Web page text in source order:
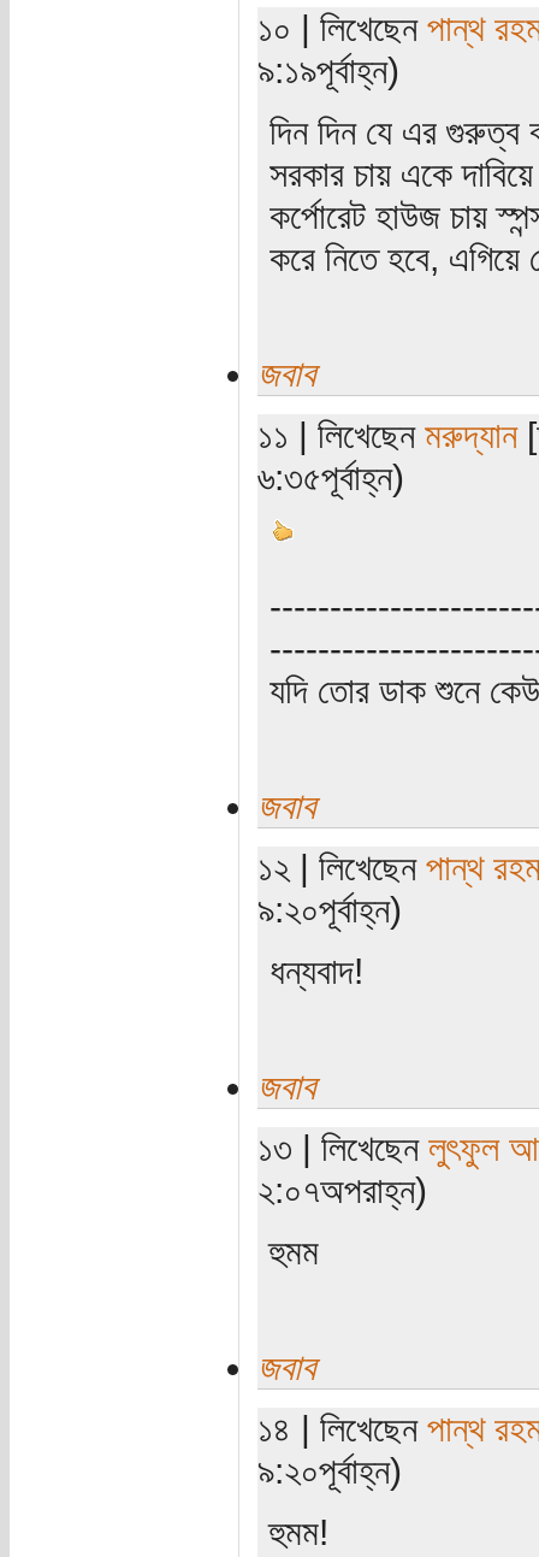
১০ | লিখেছেন পান্থ
৯:১৯পূর্বাহ্ন)
দিন দিন যে এর গুরুত্ব
সরকার চায় একে
কর্পোরেট হাউজ চায়
করে নিতে হবে, এগিয়ে
জবাব
১১ | লিখেছেন মরুদ্যান
৬:৩৫পূর্বাহ্ন)
যদি তোর ডাক শুনে
জবাব
১২ | লিখেছেন পান্থ
৯:২০পূর্বাহ্ন)
ধন্যবাদ!
জবাব
১৩ | লিখেছেন লুৎফুল
২:০৭অপরাহ্ন)
হুমম
জবাব
১৪ | লিখেছেন পান্থ
৯:২০পূর্বাহ্ন)
হুমম!